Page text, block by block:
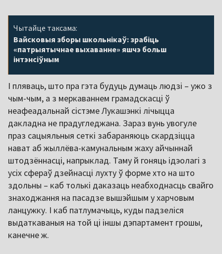
Чытайце таксама:
Вайсковыя зборы школьнікаў: зрабіць
«патрыятычнае выхаванне» яшчэ больш
інтэнсіўным
І пляваць, што пра гэта будуць думаць людзі – ужо з
чым-чым, а з меркаваннем грамадскасці ў
неафеадальнай сістэме Лукашэнкі лічыцца
дакладна не прадугледжана. Зараз вунь увогуле
праз сацыяльныя сеткі забараняюць скардзіцца
нават аб жыллёва-камунальным жаху айчыннай
штодзённасці, напрыклад. Таму й гоняць ідэолагі з
усіх сфераў дзейнасці лухту ў форме хто на што
здольны – каб толькі даказаць неабходнасць свайго
знаходжання на пасадзе вышэйшым у харчовым
ланцужку. І каб патлумачыць, куды падзеліся
выдаткаваныя на той ці іншы дэпартамент грошы,
канечне ж.